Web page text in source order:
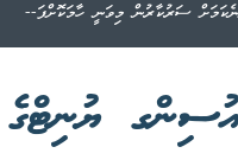
ސަރުކާރުން މިވަނީ ހާމަކޮށްފަ--
ހައުސިންގ